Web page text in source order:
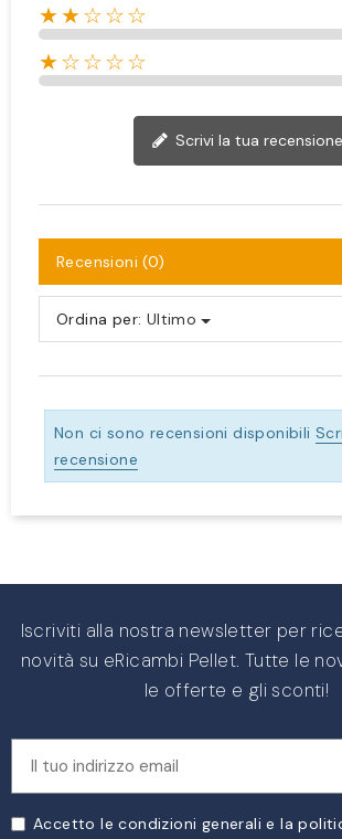
★★☆☆☆
★☆☆☆☆
Scrivi la tua recensione
Recensioni (0)
Ordina per: Ultimo
Non ci sono recensioni disponibili
recensione
Iscriviti alla nostra newsletter per
novità su eRicambi Pellet. Tutte le
le offerte e gli sconti!
Accetto le condizioni generali e la